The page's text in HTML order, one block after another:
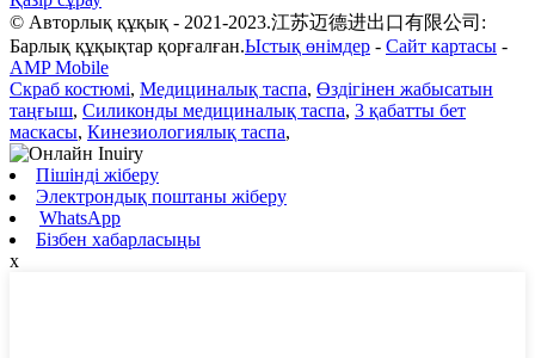
© Авторлық құқық - 2021-2023.江苏迈德进出口有限公司:
Барлық құқықтар қорғалған.Ыстық өнімдер - Сайт картасы -
AMP Mobile
Скраб костюмі, Медициналық таспа, Өздігінен жабысатын
таңғыш, Силиконды медициналық таспа, 3 қабатты бет
маскасы, Кинезиологиялық таспа,
Пішінді жіберу
Электрондық поштаны жіберу
WhatsApp
Бізбен хабарласыңы
x